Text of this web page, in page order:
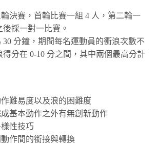
決賽，首輪比賽一組 4 人，第二輪一
採一對一比賽。
30 分鐘，期間每名運動員的衝浪次數不
分在 0-10 分之間，其中兩個最高分計
難易度以及浪的困難度
基本動作之外有無創新動作
性技巧
作間的銜接與轉換